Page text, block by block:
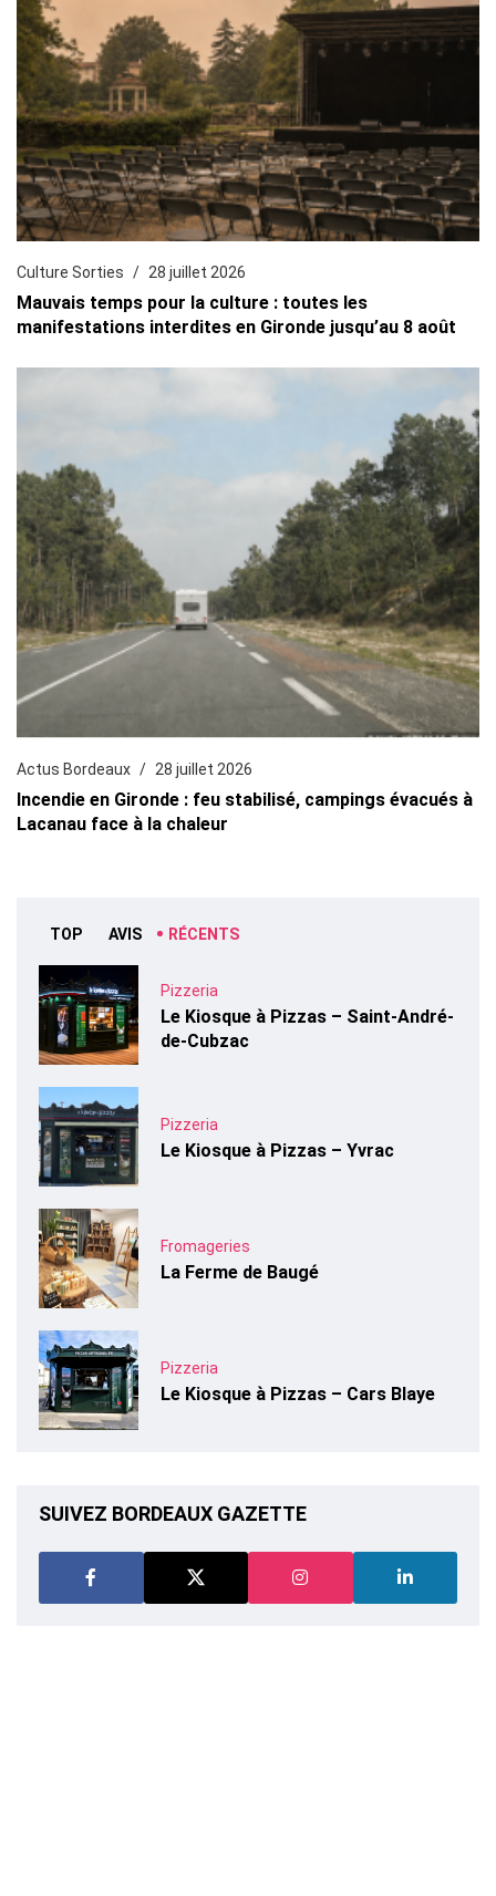
Culture Sorties 28 juillet 2026
Mauvais temps pour la culture : toutes les
manifestations interdites en Gironde jusqu’au 8 août
Actus Bordeaux 28 juillet 2026
Incendie en Gironde : feu stabilisé, campings évacués à
Lacanau face à la chaleur
TOP AVIS RÉCENTS
Pizzeria
Le Kiosque à Pizzas – Saint-André-
de-Cubzac
Pizzeria
Le Kiosque à Pizzas – Yvrac
Fromageries
La Ferme de Baugé
Pizzeria
Le Kiosque à Pizzas – Cars Blaye
SUIVEZ BORDEAUX GAZETTE